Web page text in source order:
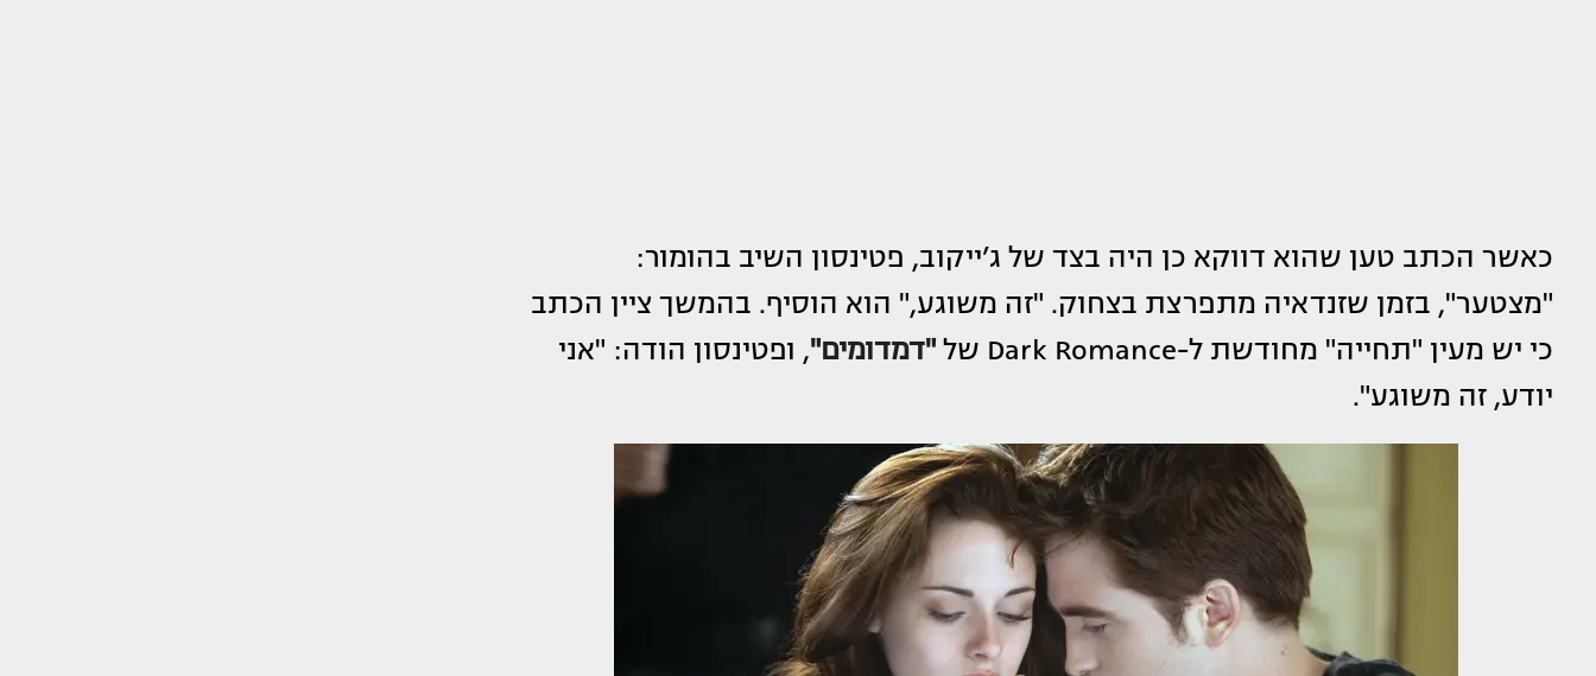
כאשר הכתב טען שהוא דווקא כן היה בצד של ג’ייקוב, פטינסון השיב בהומור:
"מצטער", בזמן שזנדאיה מתפרצת בצחוק. "זה משוגע," הוא הוסיף. בהמשך ציין הכתב
כי יש מעין "תחייה" מחודשת ל-Dark Romance של
"דמדומים", ופטינסון הודה: "אני
יודע, זה משוגע".